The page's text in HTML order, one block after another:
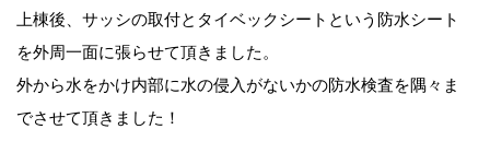
上棟後、サッシの取付とタイベックシートという防水シート
を外周一面に張らせて頂きました。
外から水をかけ内部に水の侵入がないかの防水検査を隅々ま
でさせて頂きました！